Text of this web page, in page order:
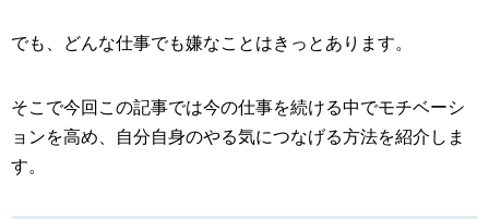
でも、どんな仕事でも嫌なことはきっとあります。
そこで今回この記事では今の仕事を続ける中でモチベーシ
ョンを高め、自分自身のやる気につなげる方法を紹介しま
す。